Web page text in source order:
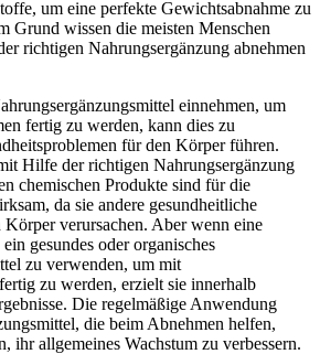
um eine perfekte Gewichtsabnahme zu
Grund wissen die meisten Menschen
richtigen Nahrungsergänzung abnehmen
einnehmen, um
fertig zu werden, kann dies zu
für den Körper führen.
Hilfe der richtigen Nahrungsergänzung
chemischen Produkte sind für die
da sie andere gesundheitliche
verursachen. Aber wenn eine
gesundes oder organisches
zu verwenden, um mit
zu werden, erzielt sie innerhalb
Die regelmäßige Anwendung
die beim Abnehmen helfen,
ihr allgemeines Wachstum zu verbessern.